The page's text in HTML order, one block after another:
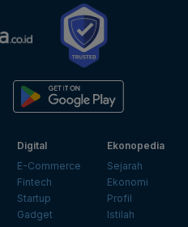
Digital
E-Commerce
Fintech
Startup
Gadget
Ekonopedia
Sejarah
Ekonomi
Profil
Istilah